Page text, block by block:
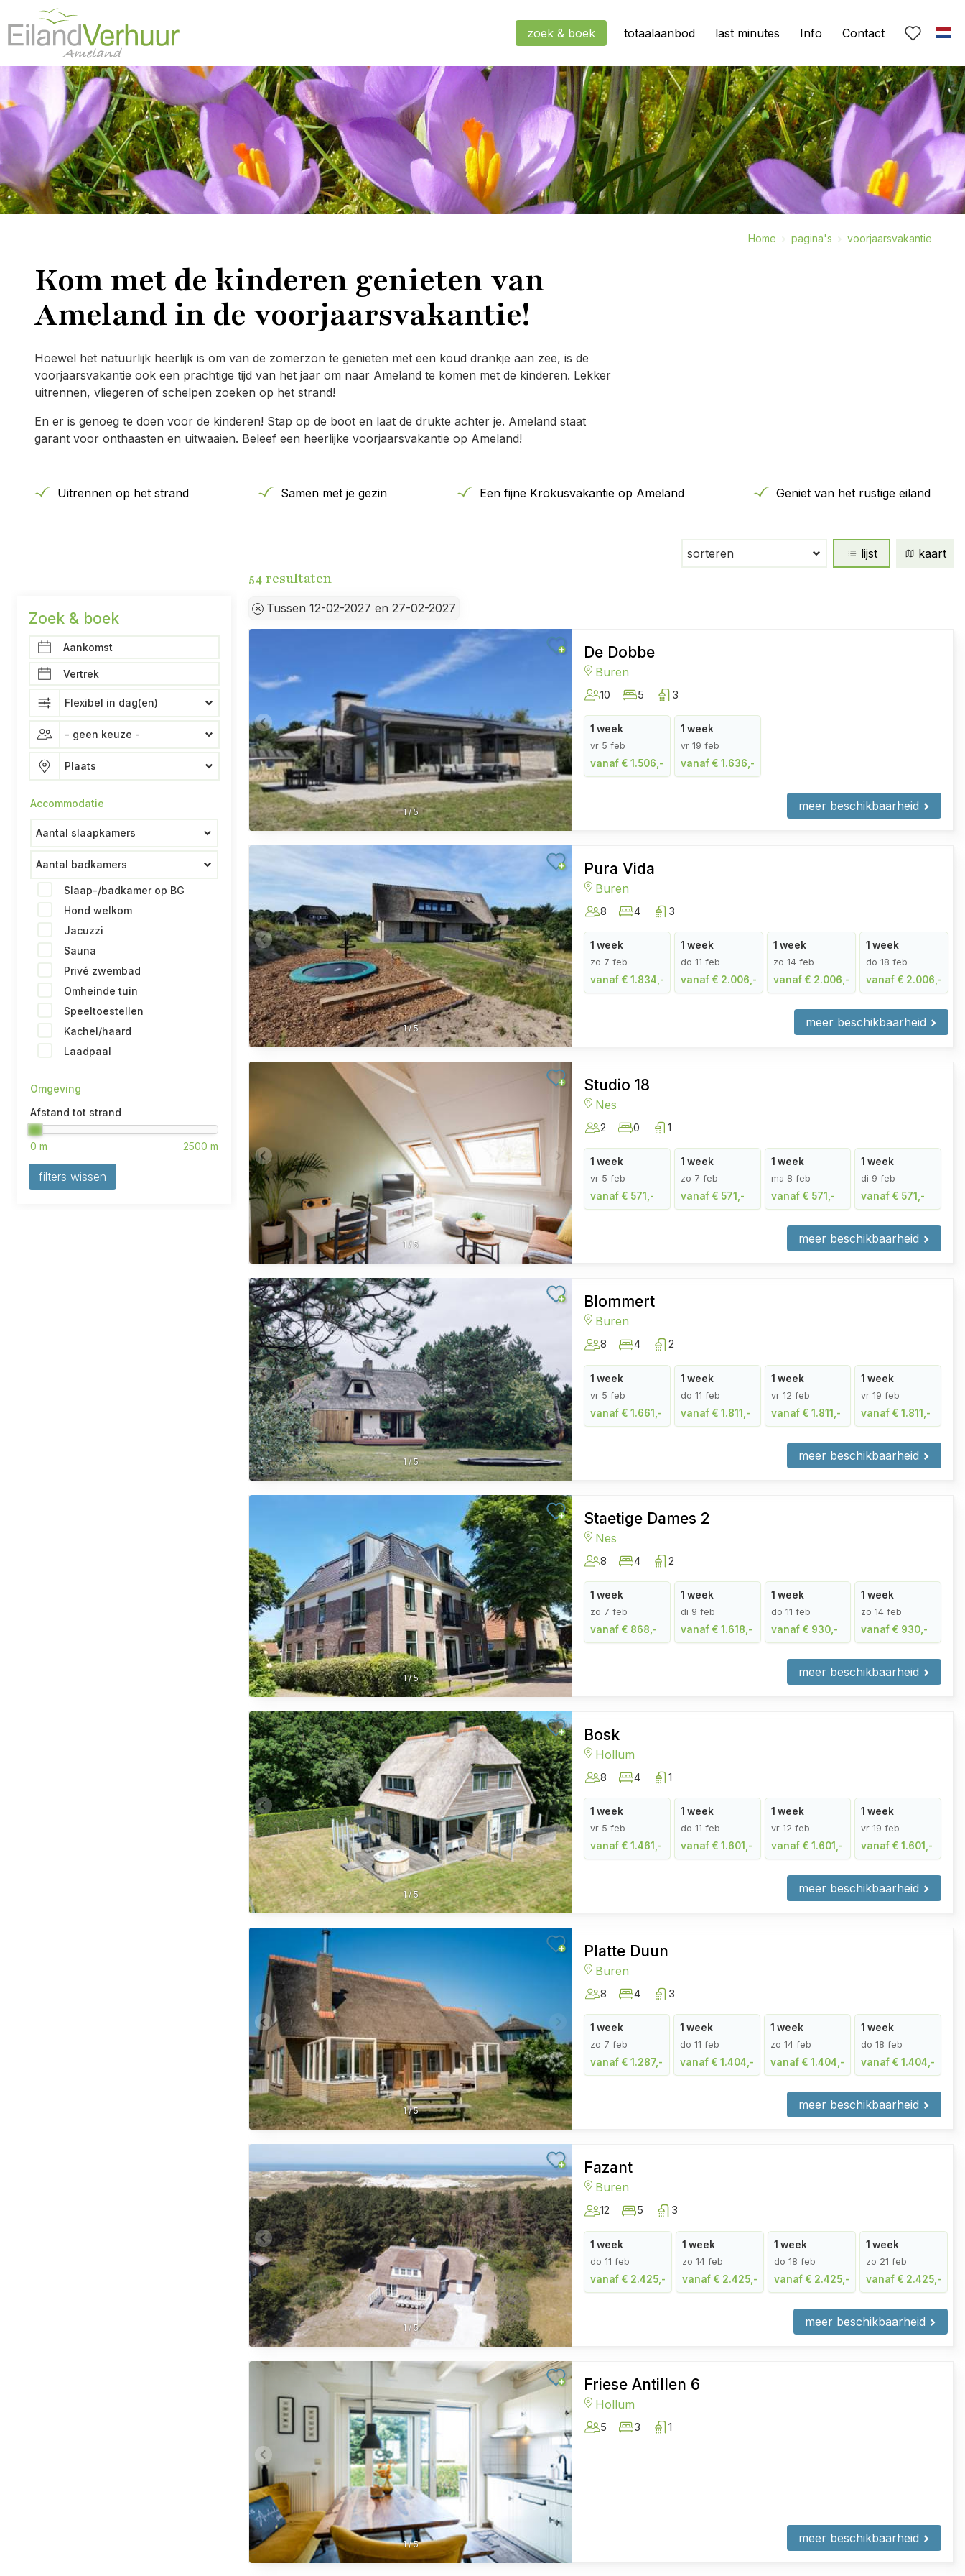
zoek & boek totaalaanbod last minutes Info Contact
Home pagina's voorjaarsvakantie
Kom met de kinderen genieten van
Ameland in de voorjaarsvakantie!
Hoewel het natuurlijk heerlijk is om van de zomerzon te genieten met een koud drankje aan zee, is de
voorjaarsvakantie ook een prachtige tijd van het jaar om naar Ameland te komen met de kinderen. Lekker
uitrennen, vliegeren of schelpen zoeken op het strand!
En er is genoeg te doen voor de kinderen! Stap op de boot en laat de drukte achter je. Ameland staat
garant voor onthaasten en uitwaaien. Beleef een heerlijke voorjaarsvakantie op Ameland!
Uitrennen op het strand Samen met je gezin Een fijne Krokusvakantie op Ameland Geniet van het rustige eiland
resultaten
lijst kaart
Zoek & boek
Accommodatie
Slaap-/badkamer op BG
Hond welkom
Jacuzzi
Sauna
Privé zwembad
Omheinde tuin
Speeltoestellen
Kachel/haard
Laadpaal
Omgeving
Afstand tot strand
filters wissen
Tussen 12-02-2027 en 27-02-2027
1/5
Blommert
Buren
8 4 2
1 week
vr 5 feb
vanaf € 1.661,-
1 week
do 11 feb
vanaf € 1.811,-
1 week
vr 12 feb
vanaf € 1.811,-
1 week
vr 19 feb
vanaf € 1.811,-
meer beschikbaarheid
1/5
Bosk
Hollum
8 4 1
1 week
vr 5 feb
vanaf € 1.461,-
1 week
do 11 feb
vanaf € 1.601,-
1 week
vr 12 feb
vanaf € 1.601,-
1 week
vr 19 feb
vanaf € 1.601,-
meer beschikbaarheid
1/5
De Dobbe
Buren
10 5 3
1 week
vr 5 feb
vanaf € 1.506,-
1 week
vr 19 feb
vanaf € 1.636,-
meer beschikbaarheid
1/5
Fazant
Buren
12 5 3
1 week
do 11 feb
vanaf € 2.425,-
1 week
zo 14 feb
vanaf € 2.425,-
1 week
do 18 feb
vanaf € 2.425,-
1 week
zo 21 feb
vanaf € 2.425,-
meer beschikbaarheid
1/5
Friese Antillen 6
Hollum
5 3 1
meer beschikbaarheid
1/5
Platte Duun
Buren
8 4 3
1 week
zo 7 feb
vanaf € 1.287,-
1 week
do 11 feb
vanaf € 1.404,-
1 week
zo 14 feb
vanaf € 1.404,-
1 week
do 18 feb
vanaf € 1.404,-
meer beschikbaarheid
1/5
Pura Vida
Buren
8 4 3
1 week
zo 7 feb
vanaf € 1.834,-
1 week
do 11 feb
vanaf € 2.006,-
1 week
zo 14 feb
vanaf € 2.006,-
1 week
do 18 feb
vanaf € 2.006,-
meer beschikbaarheid
1/5
Staetige Dames 2
Nes
8 4 2
1 week
zo 7 feb
vanaf € 868,-
1 week
di 9 feb
vanaf € 1.618,-
1 week
do 11 feb
vanaf € 930,-
1 week
zo 14 feb
vanaf € 930,-
meer beschikbaarheid
1/5
Studio 18
Nes
2 0 1
1 week
vr 5 feb
vanaf € 571,-
1 week
zo 7 feb
vanaf € 571,-
1 week
ma 8 feb
vanaf € 571,-
1 week
di 9 feb
vanaf € 571,-
meer beschikbaarheid